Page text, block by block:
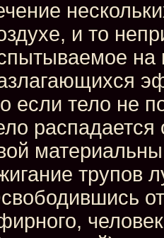
и то
на
если тело не
распадается
трупов